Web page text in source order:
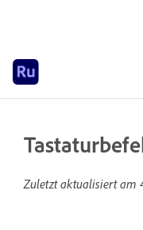
Zuletzt aktualisiert am